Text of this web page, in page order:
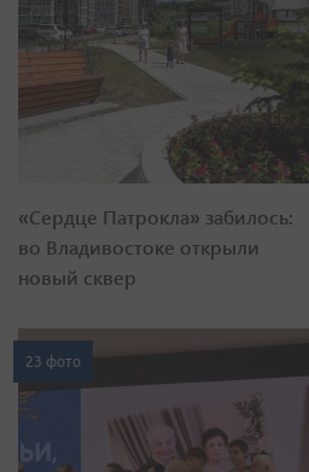
«Сердце Патрокла» забилось:
во Владивостоке открыли
новый сквер
23 фото